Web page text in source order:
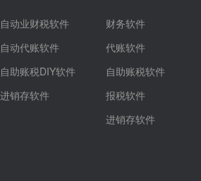
自动业财税软件
自动代账软件
自助账税DIY软件
进销存软件
财务软件
代账软件
自助账税软件
报税软件
进销存软件